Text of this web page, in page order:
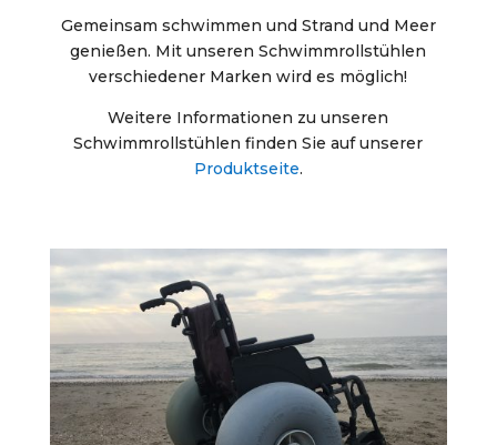
Gemeinsam schwimmen und Strand und Meer
genießen. Mit unseren Schwimmrollstühlen
verschiedener Marken wird es möglich!
Weitere Informationen zu unseren
Schwimmrollstühlen finden Sie auf unserer
Produktseite.